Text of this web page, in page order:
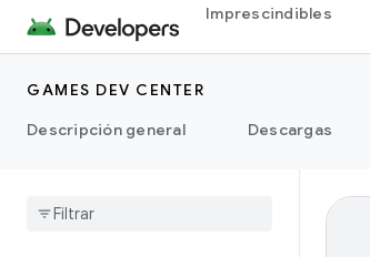
Imprescindibles
GAMES DEV CENTER
Descripción general
Descargas